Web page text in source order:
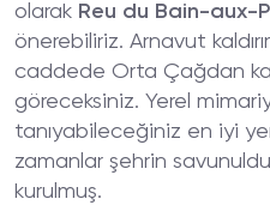
olarak Reu du Bain-aux-
önerebiliriz. Arnavut
caddede Orta Çağdan
göreceksiniz. Yerel
tanıyabileceğiniz en iyi
zamanlar şehrin
kurulmuş.